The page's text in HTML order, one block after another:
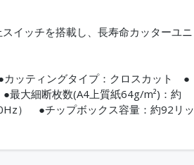
イッチを搭載し、長寿命カッターユニ
ッティングタイプ：クロスカット ●
大細断枚数(A4上質紙64g/m²)：約
） ●チップボックス容量：約92リッ